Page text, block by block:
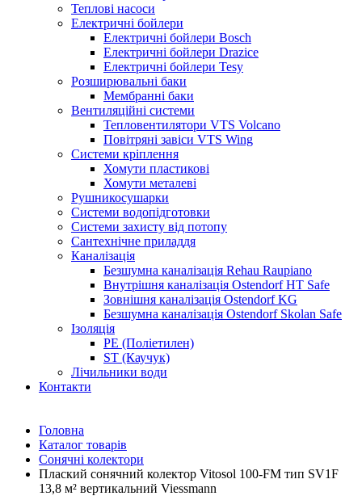
Теплові насоси
Електричні бойлери
Електричні бойлери Bosch
Електричні бойлери Drazice
Електричні бойлери Tesy
Розширювальні баки
Мембранні баки
Вентиляційні системи
Тепловентилятори VTS Volcano
Повітряні завіси VTS Wing
Системи кріплення
Хомути пластикові
Хомути металеві
Рушникосушарки
Системи водопідготовки
Системи захисту від потопу
Сантехнічне приладдя
Каналізація
Безшумна каналізація Rehau Raupiano
Внутрішня каналізація Ostendorf HT Safe
Зовнішня каналізація Ostendorf KG
Безшумна каналізація Ostendorf Skolan Safe
Ізоляція
PE (Поліетилен)
ST (Каучук)
Лічильники води
Контакти
Головна
Каталог товарів
Сонячні колектори
Плаский сонячний колектор Vitosol 100-FM тип SV1F
13,8 м² вертикальний Viessmann